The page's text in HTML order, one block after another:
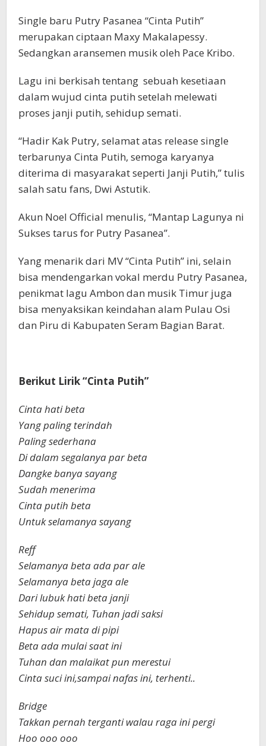
Single baru Putry Pasanea “Cinta Putih”
merupakan ciptaan Maxy Makalapessy.
Sedangkan aransemen musik oleh Pace Kribo.
Lagu ini berkisah tentang sebuah kesetiaan
dalam wujud cinta putih setelah melewati
proses janji putih, sehidup semati.
“Hadir Kak Putry, selamat atas release single
terbarunya Cinta Putih, semoga karyanya
diterima di masyarakat seperti Janji Putih,” tulis
salah satu fans, Dwi Astutik.
Akun Noel Official menulis, “Mantap Lagunya ni
Sukses tarus for Putry Pasanea”.
Yang menarik dari MV “Cinta Putih” ini, selain
bisa mendengarkan vokal merdu Putry Pasanea,
penikmat lagu Ambon dan musik Timur juga
bisa menyaksikan keindahan alam Pulau Osi
dan Piru di Kabupaten Seram Bagian Barat.
Berikut Lirik “Cinta Putih”
Cinta hati beta
Yang paling terindah
Paling sederhana
Di dalam segalanya par beta
Dangke banya sayang
Sudah menerima
Cinta putih beta
Untuk selamanya sayang
Reff
Selamanya beta ada par ale
Selamanya beta jaga ale
Dari lubuk hati beta janji
Sehidup semati, Tuhan jadi saksi
Hapus air mata di pipi
Beta ada mulai saat ini
Tuhan dan malaikat pun merestui
Cinta suci ini,sampai nafas ini, terhenti..
Bridge
Takkan pernah terganti walau raga ini pergi
Hoo ooo ooo